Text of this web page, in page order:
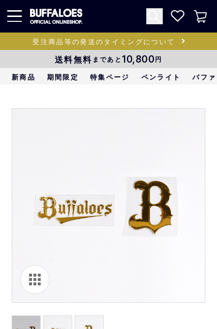
受注商品等の発送のタイミングについて
送料無料 まであと 10,800円
新商品 期間限定 特集ページ ペンライト バフ